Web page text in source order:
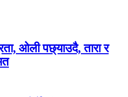
ओली पछ्याउदै, तारा र